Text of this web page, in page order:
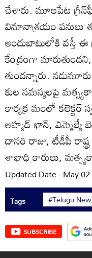
చేశారు. మూలపేట
విమానాశ్రయం పనులు
అందుబాటులోకి వస్తే
కేంద్రంగా
తుందన్నారు.
కుల సమస్యలపై
కార్యక్ర మంలో కలెక్టర్‌
అహ్మద్‌ ఖాన్‌, ఎమ్మెల్యే
దాసరి రాజు, టీడీపీ
శాఖాధి కారులు,
Updated Date - May
Tags #Telugu
SUBSCRIBE